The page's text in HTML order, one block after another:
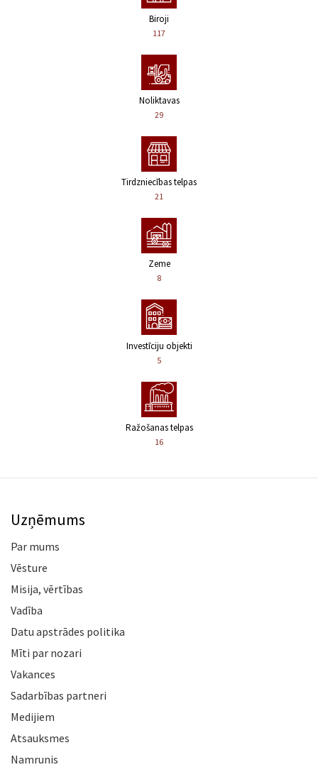
Biroji
117
Noliktavas
29
Tirdzniecības telpas
21
Zeme
8
Investīciju objekti
5
Ražošanas telpas
16
Uzņēmums
Par mums
Vēsture
Misija, vērtības
Vadība
Datu apstrādes politika
Mīti par nozari
Vakances
Sadarbības partneri
Medijiem
Atsauksmes
Namrunis